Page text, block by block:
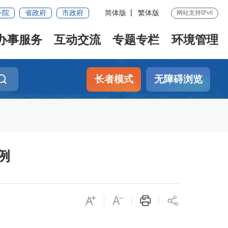
院 省政府 市政府 简体版 繁体版 网站支持IPv6
事服务 互动交流 专题专栏 环境管理
长者模式 无障碍浏览